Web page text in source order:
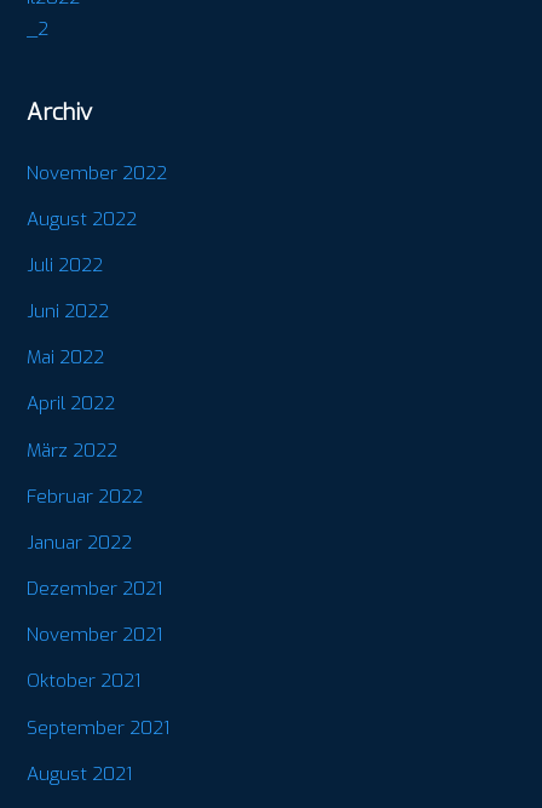
Archiv
November 2022
August 2022
Juli 2022
Juni 2022
Mai 2022
April 2022
März 2022
Februar 2022
Januar 2022
Dezember 2021
November 2021
Oktober 2021
September 2021
August 2021